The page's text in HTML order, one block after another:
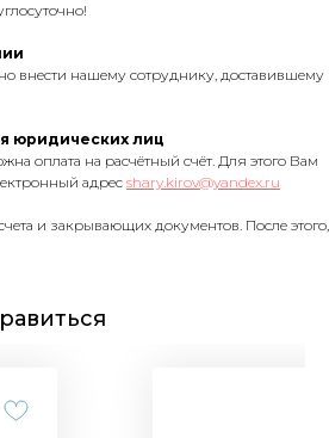
внести нашему сотруднику, доставившему
юридических лиц
оплата на расчётный счёт. Для этого Вам
адрес shary.kirov@yandex.ru
и закрывающих документов. После этого,